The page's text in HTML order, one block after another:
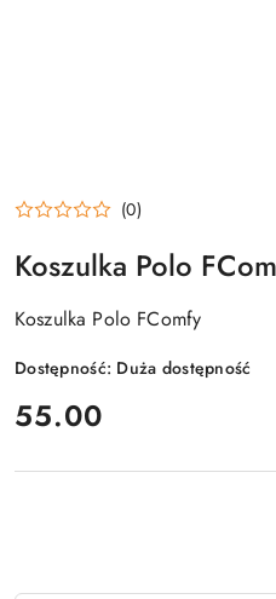
(0)
Koszulka Polo
Koszulka Polo FComfy
Dostępność: Duża dostępność
cena:
55.00